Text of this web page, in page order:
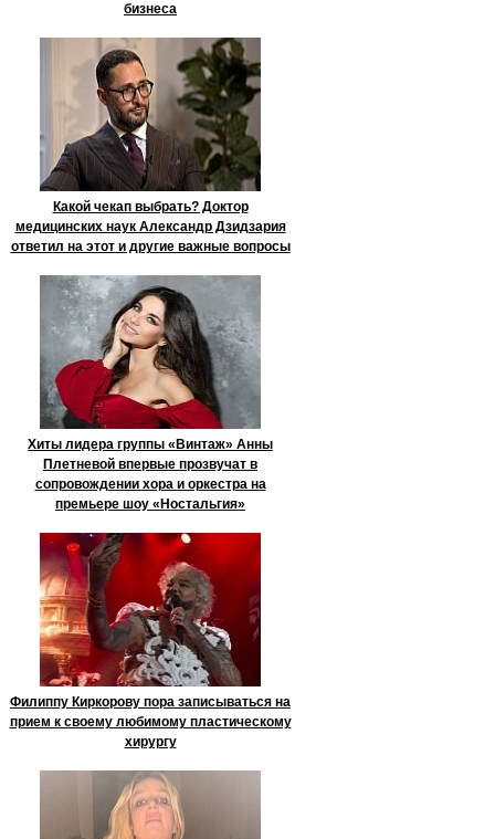
бизнеса
Какой чекап выбрать? Доктор
медицинских наук Александр Дзидзария
ответил на этот и другие важные вопросы
Хиты лидера группы «Винтаж» Анны
Плетневой впервые прозвучат в
сопровождении хора и оркестра на
премьере шоу «Ностальгия»
Филиппу Киркорову пора записываться на
прием к своему любимому пластическому
хирургу